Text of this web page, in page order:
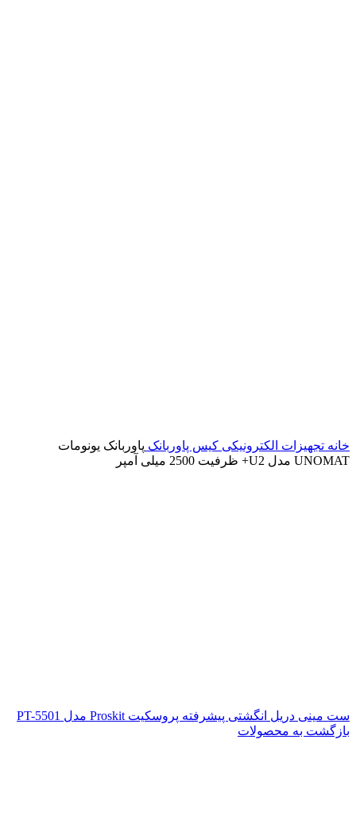
خانه تجهیزات الکترونیکی کیس پاوربانک پاوربانک یونومات
UNOMAT مدل U2+ ظرفیت 2500 میلی آمپر
ست مینی دریل انگشتی پیشرفته پروسکیت Proskit مدل PT-5501
بازگشت به محصولات